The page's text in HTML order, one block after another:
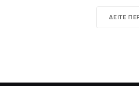
ΔΕΊΤΕ